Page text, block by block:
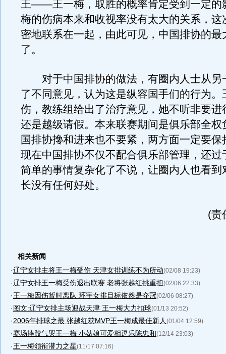
王——王一梅，取胜的概率肯定受到一定
梅的伤病本来和收视率没有太大的关系，这
密地联系在一起，由此可见，中国排协的最
了。
对于中国排协的做法，有圈内人士从另
了不同意见，认为这是纵容国手们的行为。
伤，教练组给出了治疗意见，她不听非要进
还是越级请假。本来联赛期间是俱乐部全权
国排协搀和进来也不要紧，两方面一定要保
现在中国排协不仅不配合俱乐部管理，还过
简单的事情复杂化了不说，让圈内人也看到
长没有任何好处。
(责
相关新闻
·辽宁女排主将王一梅受伤 天津女排训练不为所动(02/08 19:23)
·辽宁女排王一梅受伤退出联赛 老将张越红挑重担(02/06 22:33)
·王一梅因伤暂时离队 环宇女排目标依然是夺冠(02/06 08:27)
·图文:辽宁女排主场迎战天津 王一梅大力扣球(01/13 20:52)
·2006年排球之最 张越红获MVP王一梅成最佳新人 (01/04 12:59)
·赛场摔跤气哭王一梅 小姑娘可爱相逗乐陈忠和(12/14 23:03)
·王一梅领衔潜力之星(11/17 07:16)